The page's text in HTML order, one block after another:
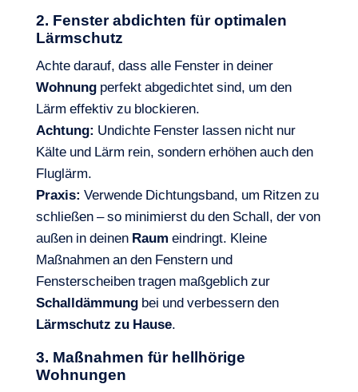
2. Fenster abdichten für optimalen
Lärmschutz
Achte darauf, dass alle Fenster in deiner
Wohnungperfekt abgedichtet sind, um den
Lärm effektiv zu blockieren.
Achtung: Undichte Fenster lassen nicht nur
Kälte und Lärm rein, sondern erhöhen auch den
Fluglärm.
Praxis: Verwende Dichtungsband, um Ritzen zu
schließen – so minimierst du den Schall, der von
außen in deinenRaumeindringt. Kleine
Maßnahmen an den Fenstern und
Fensterscheiben tragen maßgeblich zur
Schalldämmungbei und verbessern den
Lärmschutz zu Hause.
3. Maßnahmen für hellhörige
Wohnungen